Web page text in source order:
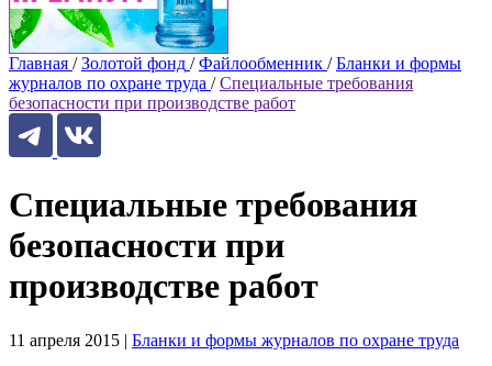
Главная / Золотой фонд / Файлообменник / Бланки и формы
журналов по охране труда / Специальные требования
безопасности при производстве работ
Специальные требования
безопасности при
производстве работ
11 апреля 2015 | Бланки и формы журналов по охране труда